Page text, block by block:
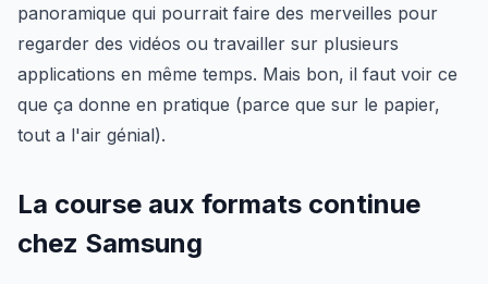
panoramique qui pourrait faire des merveilles pour
regarder des vidéos ou travailler sur plusieurs
applications en même temps. Mais bon, il faut voir ce
que ça donne en pratique (parce que sur le papier,
tout a l'air génial).
La course aux formats continue
chez Samsung